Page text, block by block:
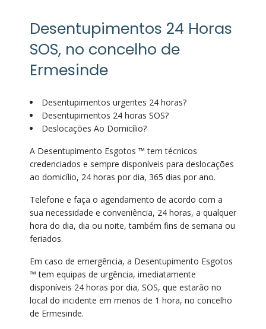
Desentupimentos 24 Horas
SOS, no concelho de
Ermesinde
Desentupimentos urgentes 24 horas?
Desentupimentos 24 horas SOS?
Deslocações Ao Domicílio?
A Desentupimento Esgotos ™ tem técnicos
credenciados e sempre disponíveis para deslocações
ao domicílio, 24 horas por dia, 365 dias por ano.
Telefone e faça o agendamento de acordo com a
sua necessidade e conveniência, 24 horas, a qualquer
hora do dia, dia ou noite, também fins de semana ou
feriados.
Em caso de emergência, a Desentupimento Esgotos
™ tem equipas de urgência, imediatamente
disponíveis 24 horas por dia, SOS, que estarão no
local do incidente em menos de 1 hora, no concelho
de Ermesinde.